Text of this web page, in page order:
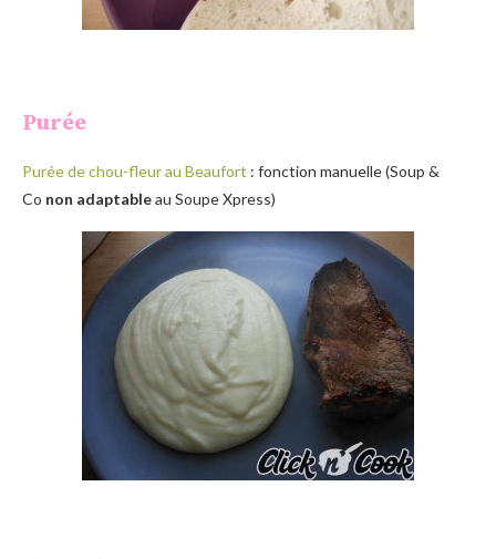
Purée
Purée de chou-fleur au Beaufort : fonction manuelle (Soup &
Co non adaptableau Soupe Xpress)